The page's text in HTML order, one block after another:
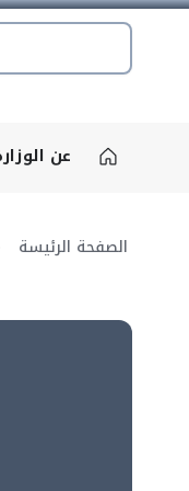
عن
الصفحة الرئيسة